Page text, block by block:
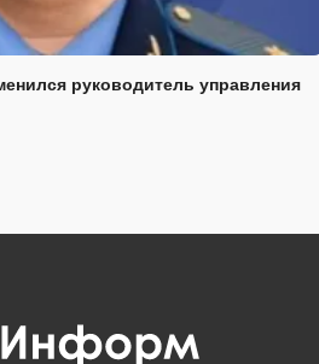
руководитель управления